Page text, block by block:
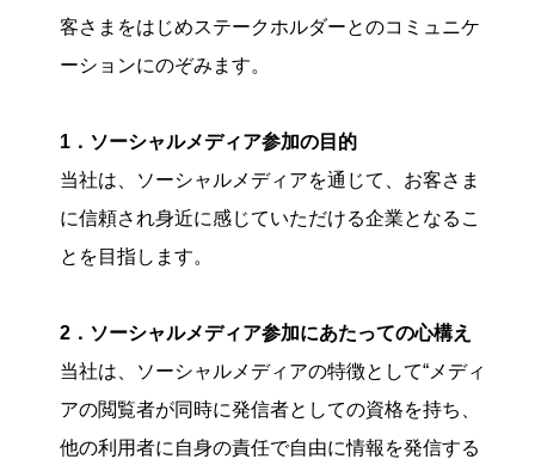
客さまをはじめステークホルダーとのコミュニケ
ーションにのぞみます。
1．ソーシャルメディア参加の目的
当社は、ソーシャルメディアを通じて、お客さま
に信頼され身近に感じていただける企業となるこ
とを目指します。
2．ソーシャルメディア参加にあたっての心構え
当社は、ソーシャルメディアの特徴として“メディ
アの閲覧者が同時に発信者としての資格を持ち、
他の利用者に自身の責任で自由に情報を発信する